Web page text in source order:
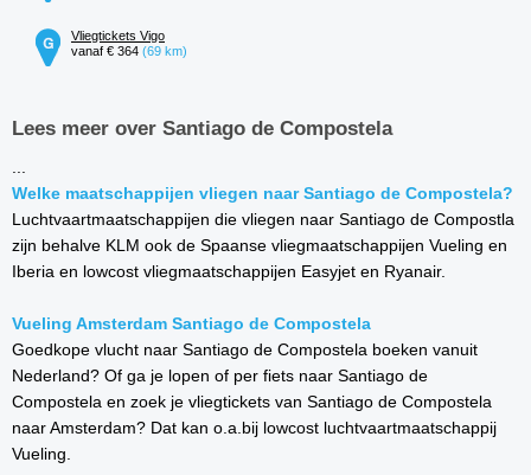
Vliegtickets Vigo
vanaf € 364 (69 km)
Lees meer over Santiago de Compostela
...
Welke maatschappijen vliegen naar Santiago de Compostela?
Luchtvaartmaatschappijen die vliegen naar Santiago de Compostla
zijn behalve KLM ook de Spaanse vliegmaatschappijen Vueling en
Iberia en lowcost vliegmaatschappijen Easyjet en Ryanair.
Vueling Amsterdam Santiago de Compostela
Goedkope vlucht naar Santiago de Compostela boeken vanuit
Nederland? Of ga je lopen of per fiets naar Santiago de
Compostela en zoek je vliegtickets van Santiago de Compostela
naar Amsterdam? Dat kan o.a.bij lowcost luchtvaartmaatschappij
Vueling.